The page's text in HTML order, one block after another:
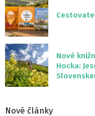
Nové
Hocka:
Nové články